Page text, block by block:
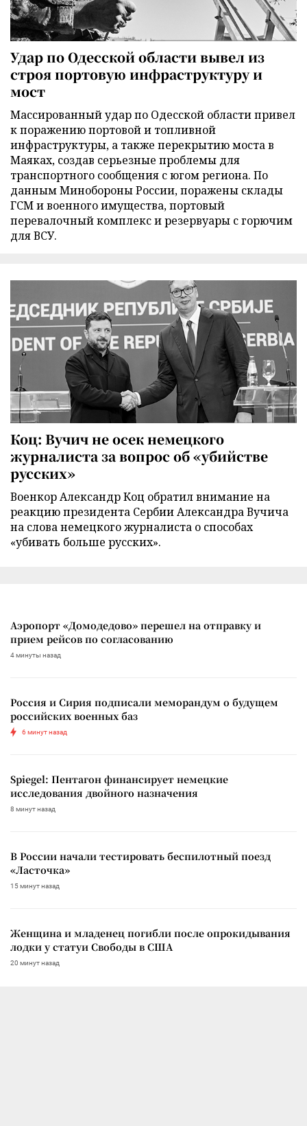
Удар по Одесской области вывел из
строя портовую инфраструктуру и
мост
Массированный удар по Одесской области привел
к поражению портовой и топливной
инфраструктуры, а также перекрытию моста в
Маяках, создав серьезные проблемы для
транспортного сообщения с югом региона. По
данным Минобороны России, поражены склады
ГСМ и военного имущества, портовый
перевалочный комплекс и резервуары с горючим
для ВСУ.
Коц: Вучич не осек немецкого
журналиста за вопрос об «убийстве
русских»
Военкор Александр Коц обратил внимание на
реакцию президента Сербии Александра Вучича
на слова немецкого журналиста о способах
«убивать больше русских».
Аэропорт «Домодедово» перешел на отправку и
прием рейсов по согласованию
4 минуты назад
Россия и Сирия подписали меморандум о будущем
российских военных баз
6 минут назад
Spiegel: Пентагон финансирует немецкие
исследования двойного назначения
8 минут назад
В России начали тестировать беспилотный поезд
«Ласточка»
15 минут назад
Женщина и младенец погибли после опрокидывания
лодки у статуи Свободы в США
20 минут назад